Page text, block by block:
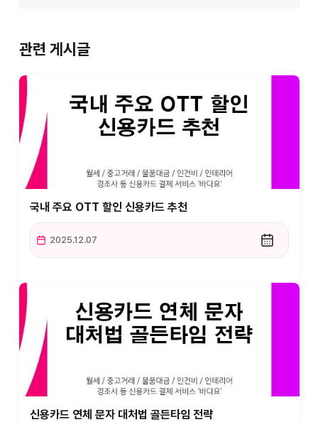
관련 게시글
국내 주요 OTT 할인 신용카드 추천
2025.12.07
신용카드 연체 문자 대처법 골든타임 전략